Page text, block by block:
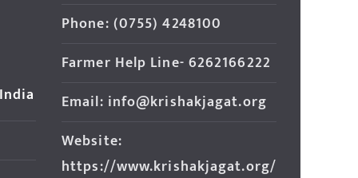
Phone: (0755) 4248100
Farmer Help Line- 6262166222
Email: info@krishakjagat.org
Website:
https://www.krishakjagat.org/